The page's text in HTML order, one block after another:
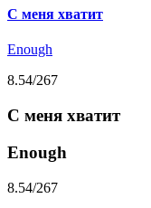
С меня хватит
Enough
8.54/267
С меня хватит
Enough
8.54/267